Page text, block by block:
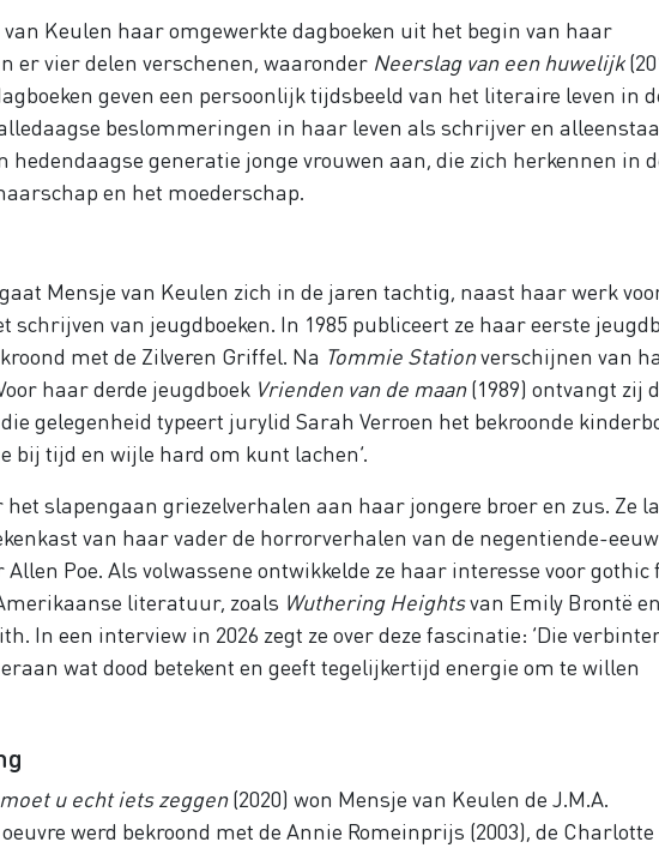
Keulen haar omgewerkte dagboeken uit het begin van haar
er vier delen verschenen, waaronder Neerslag van een huwelijk
geven een persoonlijk tijdsbeeld van het literaire leven in
beslommeringen in haar leven als schrijver en
hedendaagse generatie jonge vrouwen aan, die zich herkennen in
en het moederschap.
Mensje van Keulen zich in de jaren tachtig, naast haar werk
schrijven van jeugdboeken. In 1985 publiceert ze haar eerste
met de Zilveren Griffel. Na Tommie Stationverschijnen van
haar derde jeugdboek Vrienden van de maan(1989) ontvangt zij
gelegenheid typeert jurylid Sarah Verroen het bekroonde
bij tijd en wijle hard om kunt lachen’.
slapengaan griezelverhalen aan haar jongere broer en zus. Ze
van haar vader de horrorverhalen van de negentiende-
Poe. Als volwassene ontwikkelde ze haar interesse voor gothic
literatuur, zoals Wuthering Heightsvan Emily Brontë
In een interview in 2026 zegt ze over deze fascinatie: ‘Die
wat dood betekent en geeft tegelijkertijd energie om te willen
u echt iets zeggen(2020) won Mensje van Keulen de J.M.A.
werd bekroond met de Annie Romeinprijs (2003), de Charlotte